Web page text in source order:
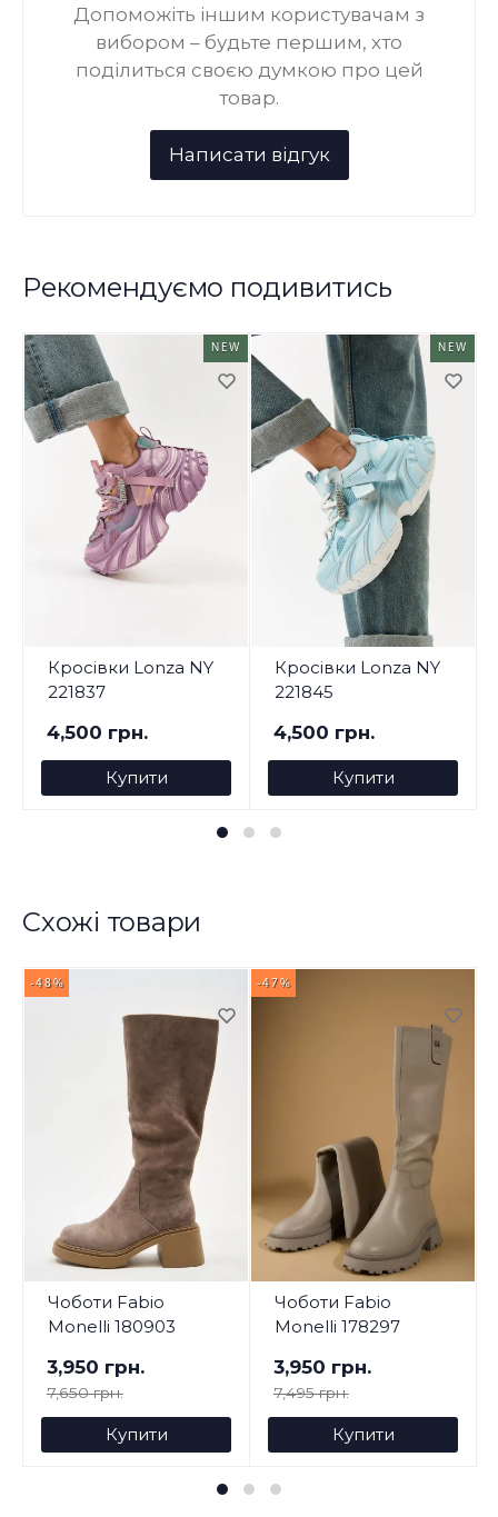
Допоможіть іншим користувачам з
вибором – будьте першим, хто
поділиться своєю думкою про цей
товар.
Рекомендуємо подивитись
NEW
Кросівки Lonza NY
221837
4,500 грн.
Купити
NEW
Кросівки Lonza NY
221845
4,500 грн.
Купити
Схожі товари
-48%
Чоботи Fabio
Monelli 180903
3,950 грн.
7,650 грн.
Купити
-47%
Чоботи Fabio
Monelli 178297
3,950 грн.
7,495 грн.
Купити